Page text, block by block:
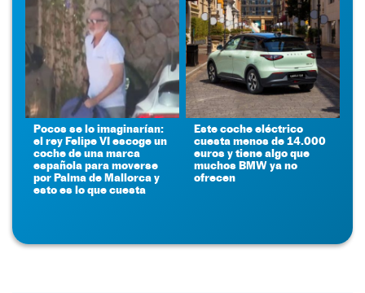
Pocos se lo imaginarían:
el rey Felipe VI escoge un
coche de una marca
española para moverse
por Palma de Mallorca y
esto es lo que cuesta
Este coche eléctrico
cuesta menos de 14.000
euros y tiene algo que
muchos BMW ya no
ofrecen